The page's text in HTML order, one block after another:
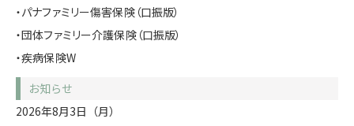
・パナファミリー傷害保険（口振版）
・団体ファミリー介護保険（口振版）
・疾病保険W
お知らせ
2026年8月3日（月）